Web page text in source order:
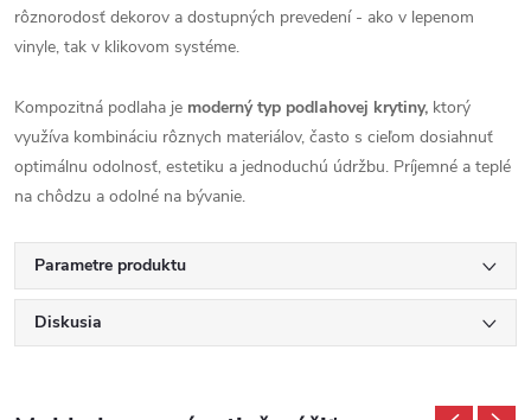
rôznorodosť dekorov a dostupných prevedení - ako v lepenom
vinyle, tak v klikovom systéme.
Kompozitná podlaha je moderný typ podlahovej krytiny, ktorý
využíva kombináciu rôznych materiálov, často s cieľom dosiahnuť
optimálnu odolnosť, estetiku a jednoduchú údržbu. Príjemné a teplé
na chôdzu a odolné na bývanie.
Parametre produktu
Diskusia